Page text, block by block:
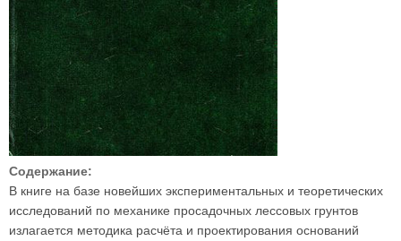
Содержание:
В книге на базе новейших экспериментальных и теоретических
исследований по механике просадочных лессовых грунтов
излагается методика расчёта и проектирования оснований